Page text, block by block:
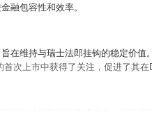
融包容性和效率。
在维持与瑞士法郎挂钩的稳定价值
次上市中获得了关注，促进了其在
促进更广泛的采用。未来计划还包